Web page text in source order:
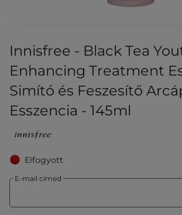
Innisfree - Black Tea
Enhancing Treatment
Simító és Feszesítő
Esszencia - 145ml
Elfogyott
E-mail címed